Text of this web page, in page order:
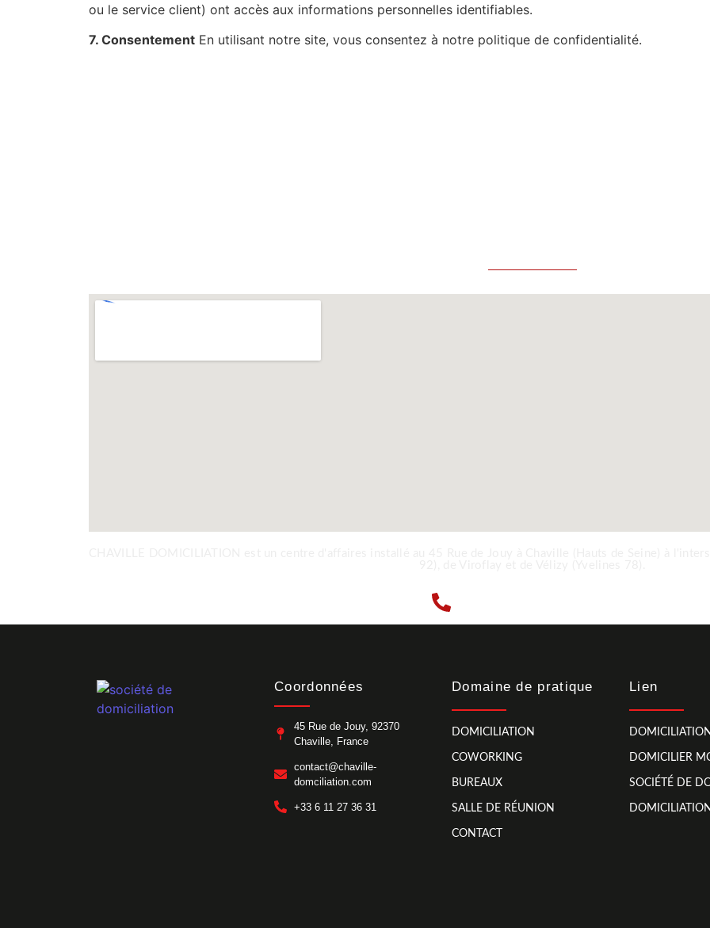
ou le service client) ont accès aux informations personnelles identifiables.
7. Consentement En utilisant notre site, vous consentez à notre politique de confidentialité.
Coordonnées
45 Rue de Jouy, 92370
Chaville, France
contact@chaville-
domciliation.com
+33 6 11 27 36 31
Domaine de pratique
DOMICILIATION
COWORKING
BUREAUX
SALLE DE RÉUNION
CONTACT
Lien
DOMICILIER
SOCIÉTÉ DE